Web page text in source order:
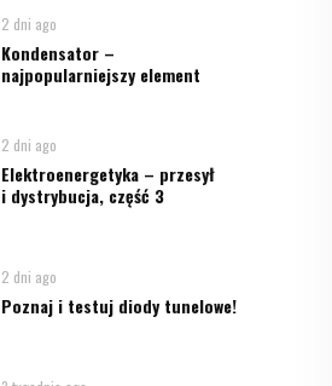
2 dni ago
Kondensator –
najpopularniejszy element
2 dni ago
Elektroenergetyka – przesył
i dystrybucja, część 3
2 dni ago
Poznaj i testuj diody tunelowe!